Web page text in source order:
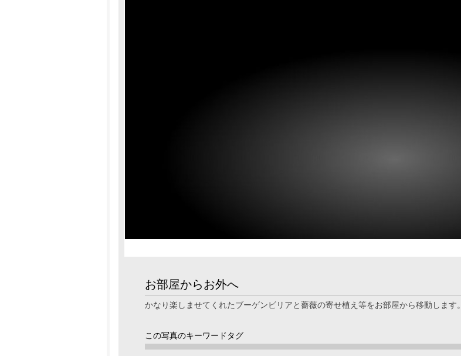
お部屋からお外へ
かなり楽しませてくれたブーゲンビリアと薔薇の寄せ植え等をお部屋から移動します。
この写真のキーワードタグ